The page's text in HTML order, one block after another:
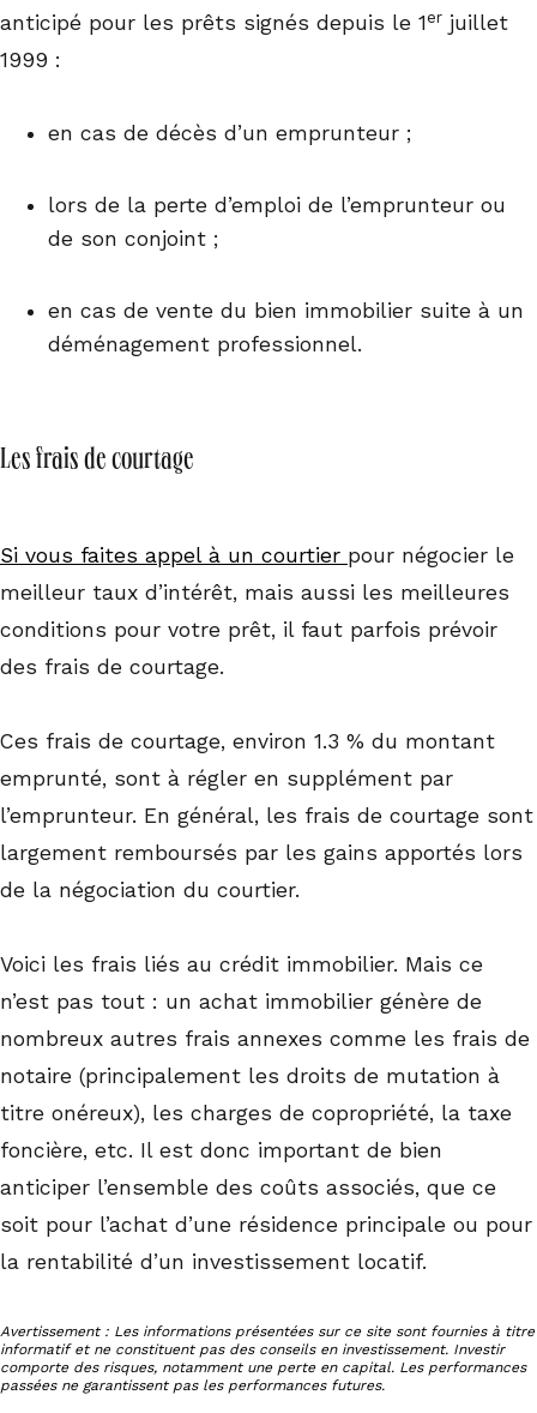
anticipé pour les prêts signés depuis le 1er juillet
1999 :
en cas de décès d’un emprunteur ;
lors de la perte d’emploi de l’emprunteur ou
de son conjoint ;
en cas de vente du bien immobilier suite à un
déménagement professionnel.
Les frais de courtage
Si vous faites appel à un courtier pour négocier le
meilleur taux d’intérêt, mais aussi les meilleures
conditions pour votre prêt, il faut parfois prévoir
des frais de courtage.
Ces frais de courtage, environ 1.3 % du montant
emprunté, sont à régler en supplément par
l’emprunteur. En général, les frais de courtage sont
largement remboursés par les gains apportés lors
de la négociation du courtier.
Voici les frais liés au crédit immobilier. Mais ce
n’est pas tout : un achat immobilier génère de
nombreux autres frais annexes comme les frais de
notaire (principalement les droits de mutation à
titre onéreux), les charges de copropriété, la taxe
foncière, etc. Il est donc important de bien
anticiper l’ensemble des coûts associés, que ce
soit pour l’achat d’une résidence principale ou pour
la rentabilité d’un investissement locatif.
Avertissement : Les informations présentées sur ce site sont fournies à titre
informatif et ne constituent pas des conseils en investissement. Investir
comporte des risques, notamment une perte en capital. Les performances
passées ne garantissent pas les performances futures.